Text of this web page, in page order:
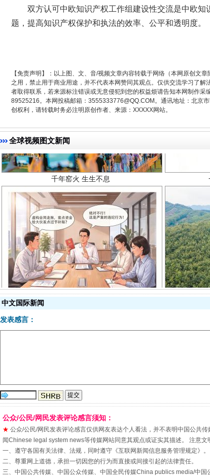
双方认可中欧知识产权工作组建设性交流是中欧知
题，提高知识产权保护和执法的效率、公平和透明度。
【免责声明】：以上图、文、音/视频文章内容转载于网络（本网原创文
之用，禁止用于商业用途，并不代表本网赞同其观点。仅供交流学习了
者取得联系，若来源标注错误或无意侵犯到您的权益烦请告知本网制作
89525216。本网投稿邮箱：3555333776@QQ.COM。通讯地址：北京
创权利，请转载时务必注明原创作者、来源：XXXXX网站。
全球视频图文新闻
千年窑火 生生不息
揭开“小金库”的免责幌子
受贿1.44亿！段成刚被判无期
中文国际新闻
发表感言：
公众/公民/网民发表评论感言须知：
★ 公众/公民/网民发表评论感言仅供网友表达个人看法，并不表明中国公共
闻Chinese legal system news等传媒网站同意其观点或证实其描述。 注意文
一、遵守各国有关法律、法规，同时遵守《互联网新闻信息服务管理规定》。
二、尊重网上道德，承担一切因您的行为而直接或间接引起的法律责任。
三、中国公共传媒、中国公众传媒、中国全民传媒China publics media/中